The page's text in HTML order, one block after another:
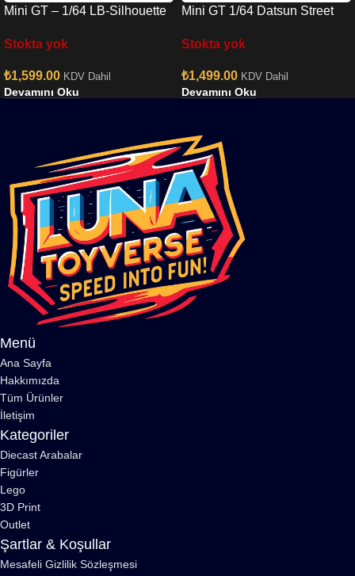
Mini GT – 1/64 LB-Silhouette
RR Ver.2 PRINCESS RORO
MGT00650
Stokta yok
₺1,599.00 KDV Dahil
Devamını Oku
Mini GT 1/64 Datsun Street
Stokta yok
₺1,499.00 KDV Dahil
Devamını Oku
Menü
Ana Sayfa
Hakkımızda
Tüm Ürünler
İletişim
Kategoriler
Diecast Arabalar
Figürler
Lego
3D Print
Outlet
Şartlar & Koşullar
Mesafeli Gizlilik Sözleşmesi